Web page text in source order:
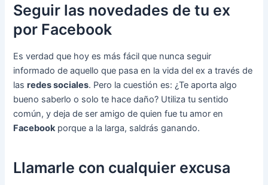
Seguir las novedades de tu ex
por Facebook
Es verdad que hoy es más fácil que nunca seguir
informado de aquello que pasa en la vida del ex a través de
lasredes sociales. Pero la cuestión es: ¿Te aporta algo
bueno saberlo o solo te hace daño? Utiliza tu sentido
común, y deja de ser amigo de quien fue tu amor en
Facebookporque a la larga, saldrás ganando.
Llamarle con cualquier excusa